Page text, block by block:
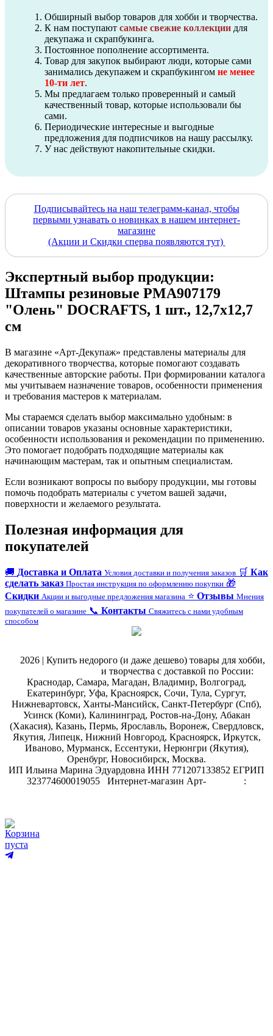
Обширный выбор товаров для хобби и творчества.
К нам поступают самые свежие коллекции для
декупажа и скрапбукинга.
Постоянное пополнение ассортимента.
Товар для закупок выбирают люди, которые сами
занимались декупажем и скрапбукингом не менее
10-ти лет.
Мы предлагаем только проверенный и самый
качественный товар, которые использовали бы
сами.
Периодические интересные и выгодные
предложения для подписчиков на нашу рассылку.
У нас действуют накопительные скидки.
Подписывайтесь на наш телеграмм-канал, чтобы
первыми узнавать о новинках в нашем интернет-
магазине
(Акции и Скидки сперва появляются тут)
Экспертный выбор продукции:
Штампы резиновые PMA907179
"Олень" DOCRAFTS, 1 шт., 12,7х12,7
см
В магазине «Арт-Декупаж» представлены материалы для
декоративного творчества, которые помогают создавать
качественные авторские работы. При формировании каталога
мы учитываем назначение товаров, особенности применения
и требования мастеров к материалам.
Мы стараемся сделать выбор максимально удобным: в
описании товаров указаны основные характеристики,
особенности использования и рекомендации по применению.
Это помогает подобрать подходящие материалы как
начинающим мастерам, так и опытным специалистам.
Если возникают вопросы по выбору продукции, мы готовы
помочь подобрать материалы с учетом вашей задачи,
поверхности и желаемого результата.
Полезная информация для
покупателей
🚚 Доставка и Оплата Условия доставки и получения заказов 🛒 Как
сделать заказ Простая инструкция по оформлению покупки 🎁
Скидки Акции и выгодные предложения магазина ⭐ Отзывы Мнения
покупателей о магазине 📞 Контакты Свяжитесь с нами удобным
способом
2026 | Купить недорого (и даже дешево) товары для хобби,
и творчества с доставкой по России:
Краснодар, Самара, Магадан, Владимир, Волгоград,
Екатеринбург, Уфа, Красноярск, Сочи, Тула, Сургут,
Нижневартовск, Ханты-Мансийск, Санкт-Петербург (Спб),
Усинск (Коми), Калининград, Ростов-на-Дону, Абакан
(Хакасия), Казань, Пермь, Ярославль, Воронеж, Свердловск,
Якутия, Липецк, Нижний Новгород, Красноярск, Иркутск,
Иваново, Мурманск, Ессентуки, Нерюнгри (Якутия),
Оренбург, Новосибирск, Москва.
ИП Ильина Марина Эдуардовна ИНН 771207133852 ЕГРИП
323774600019055
Интернет-магазин Арт-
:
Корзина
пуста